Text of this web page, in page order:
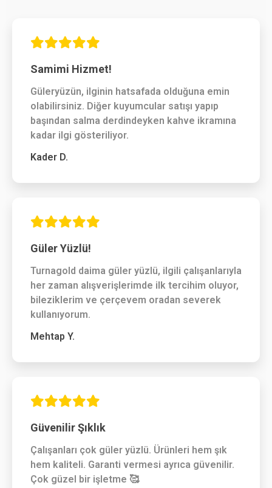
Samimi Hizmet!
Güleryüzün, ilginin hatsafada olduğuna emin
olabilirsiniz. Diğer kuyumcular satışı yapıp
başından salma derdindeyken kahve ikramına
kadar ilgi gösteriliyor.
Kader D.
Güler Yüzlü!
Turnagold daima güler yüzlü, ilgili çalışanlarıyla
her zaman alışverişlerimde ilk tercihim oluyor,
bileziklerim ve çerçevem oradan severek
kullanıyorum.
Mehtap Y.
Güvenilir Şıklık
Çalışanları çok güler yüzlü. Ürünleri hem şık
hem kaliteli. Garanti vermesi ayrıca güvenilir.
Çok güzel bir işletme 🥰